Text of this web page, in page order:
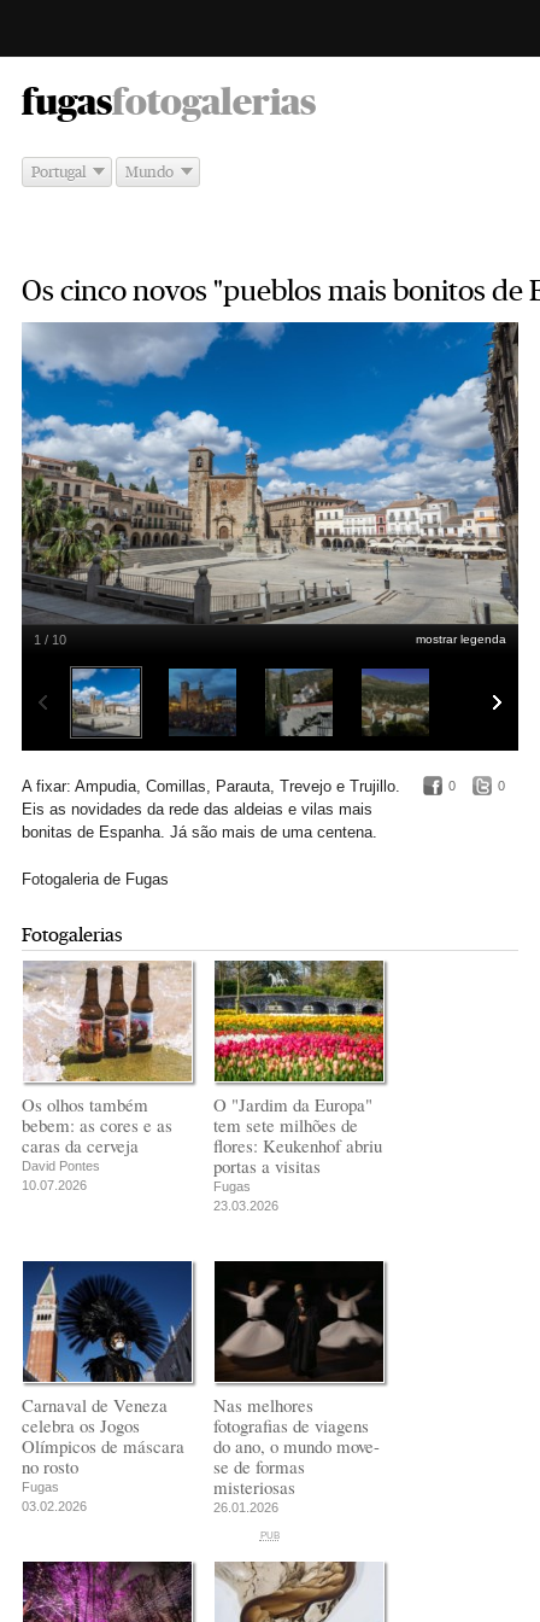
fugas -
fotogalerias
Portugal Mundo
Os cinco novos "pueblos mais bonitos de
mostrar legenda
1 / 10
0 0
A fixar: Ampudia, Comillas, Parauta, Trevejoe Trujillo.
Eis as novidades da rede das aldeias e vilas mais
bonitas de Espanha. Já são mais de uma centena.
Fotogaleria de Fugas
Fotogalerias
Os olhos também
bebem: as cores e as
caras da cerveja
David Pontes
10.07.2026
O "Jardim da Europa"
tem sete milhões de
flores: Keukenhof abriu
portas a visitas
Fugas
23.03.2026
Carnaval de Veneza
celebra os Jogos
Olímpicos de máscara
no rosto
Fugas
03.02.2026
Nas melhores
fotografias de viagens
do ano, o mundo move-
se de formas
misteriosas
26.01.2026
PUB
PUB
PUB